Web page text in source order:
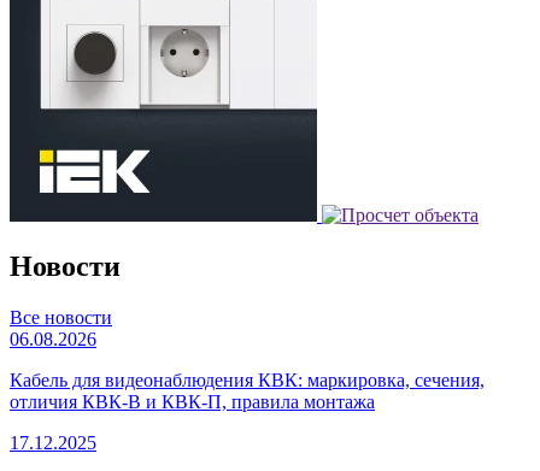
Новости
Все новости
06.08.2026
Кабель для видеонаблюдения КВК: маркировка, сечения,
отличия КВК-В и КВК-П, правила монтажа
17.12.2025